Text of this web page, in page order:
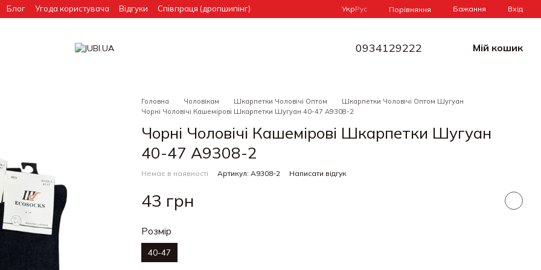
Блог Угода користувача Відгуки Співпраця (дропшипінг) УкрРус Порівняння Бажання Вхід
0934129222 Мій кошик
Головна Чоловікам Шкарпетки Чоловічі Оптом
Шкарпетки Чоловічі Оптом Шугуан
Чорні Чоловічі Кашемірові Шкарпетки Шугуан 40-47 A9308-2
Чорні Чоловічі Кашемірові Шкарпетки Шугуан
40-47 A9308-2
Немає в наявності Артикул: A9308-2 Написати відгук
43 грн
Розмір
40-47